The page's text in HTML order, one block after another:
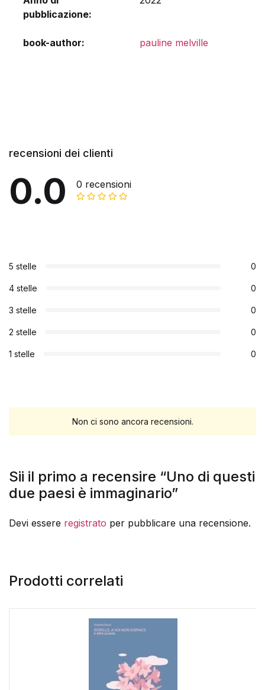
pubblicazione
book-author pauline melville
recensioni dei clienti
0.0 0 recensioni
5 stelle 0
4 stelle 0
3 stelle 0
2 stelle 0
1 stelle 0
Non ci sono ancora recensioni.
Sii il primo a recensire “Uno di questi
due paesi è immaginario”
Devi essere registrato per pubblicare una recensione.
Prodotti correlati